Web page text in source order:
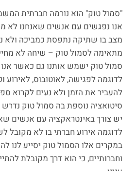
"סמול טוק" הוא נורמה חברתית
אנו נפגשים עם אנשים שאנחנו לא
מצב בו שתיקה נתפסת כמביכה ולא
מתאימה לסמול טוק – שיחה לא
סמול טוק ישמש אותנו גם כאשר
לדוגמה לפגישה, לאוטובוס, לאירוע
להעביר את הזמן ולא נעים לקרוא
סיטואציה נוספת בה סמול טוק נדרש
יש צורך באינטראקציה עם אנשים
לדוגמה אירוע חברתי בו לא מקובל
במקרים אלו הסמול טוק יסייע לנו
וחברותיים, כי הוא דרך מקובלת